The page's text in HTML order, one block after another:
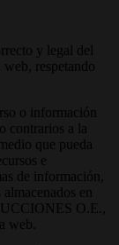
y legal del
web, respetando
o información
contrarios a la
que pueda
e
de información,
en
O.E.,
web.